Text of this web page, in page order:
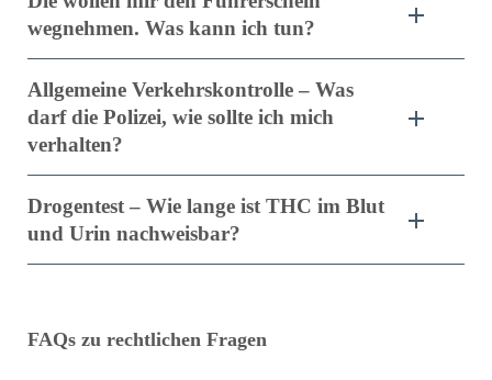
wegnehmen. Was kann ich tun?
Allgemeine Verkehrskontrolle – Was
darf die Polizei, wie sollte ich mich
verhalten?
Drogentest – Wie lange ist THC im Blut
und Urin nachweisbar?
FAQs zu rechtlichen Fragen